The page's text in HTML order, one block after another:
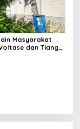
Masyarakat
dan Tiang